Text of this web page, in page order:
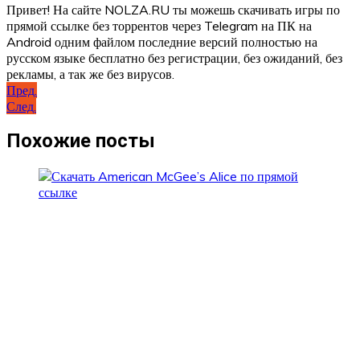
Привет! На сайте NOLZA.RU ты можешь скачивать игры по
прямой ссылке без торрентов через Telegram на ПК на
Android одним файлом последние версий полностью на
русском языке бесплатно без регистрации, без ожиданий, без
рекламы, а так же без вирусов.
Навигация
по
записям
Пред.
След.
Похожие посты